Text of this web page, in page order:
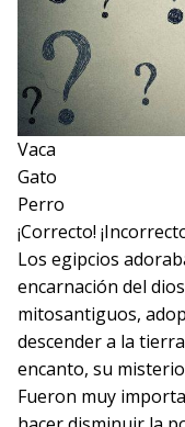
Vaca
Gato
Perro
¡Correcto!
Los egipcios
encarnación del
mitosantiguos,
descender a la
encanto, su
Fueron muy